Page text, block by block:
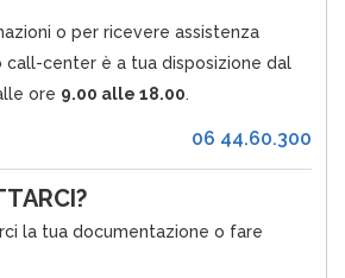
o per ricevere assistenza
center è a tua disposizione dal
ore 9.00 alle 18.00.
06 44.60.300
la tua documentazione o fare